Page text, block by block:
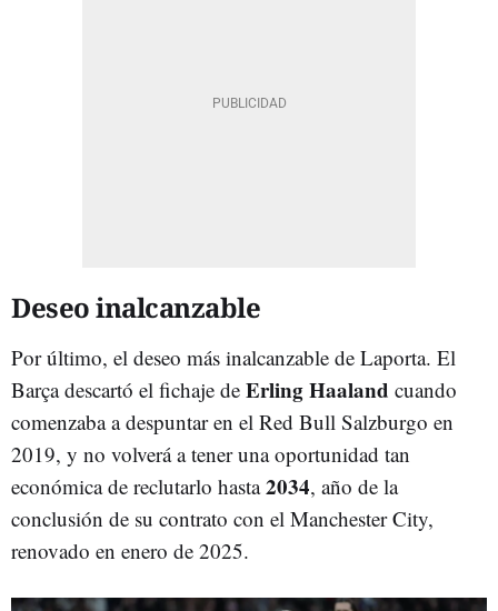
Deseo inalcanzable
Por último, el deseo más inalcanzable de Laporta. El
Barça descartó el fichaje de Erling Haaland cuando
comenzaba a despuntar en el Red Bull Salzburgo en
2019, y no volverá a tener una oportunidad tan
económica de reclutarlo hasta2034, año de la
conclusión de su contrato con el Manchester City,
renovado en enero de 2025.